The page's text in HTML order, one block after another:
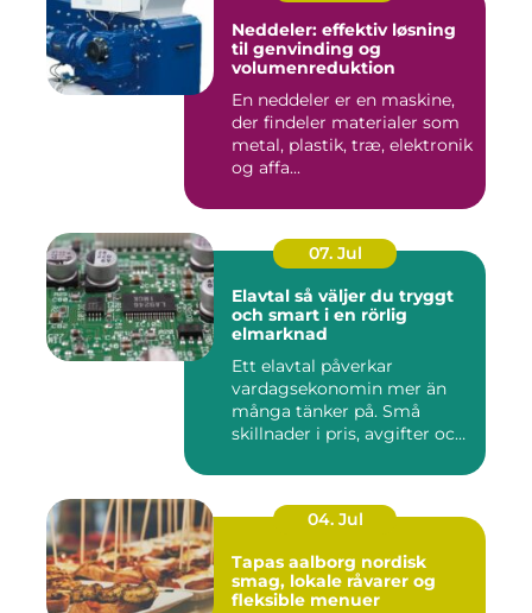
Neddeler: effektiv løsning
til genvinding og
volumenreduktion
En neddeler er en maskine,
der findeler materialer som
metal, plastik, træ, elektronik
og affa...
07. Jul
Elavtal så väljer du tryggt
och smart i en rörlig
elmarknad
Ett elavtal påverkar
vardagsekonomin mer än
många tänker på. Små
skillnader i pris, avgifter och
04. Jul
Tapas aalborg nordisk
smag, lokale råvarer og
fleksible menuer